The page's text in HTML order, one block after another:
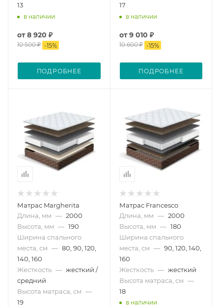
13
в наличии
от8 920 ₽
10 500 ₽ -15%
ПОДРОБНЕЕ
17
в наличии
от9 010 ₽
10 600 ₽ -15%
ПОДРОБНЕЕ
Матрас Margherita
Длина, мм — 2000
Высота, мм — 190
Ширина спального
места, см — 80, 90, 120,
140, 160
Жесткость — жесткий /
средний
Высота матраса, см —
19
Матрас Francesco
Длина, мм — 2000
Высота, мм — 180
Ширина спального
места, см — 90, 120, 140,
160
Жесткость — жесткий
Высота матраса, см —
18
в наличии